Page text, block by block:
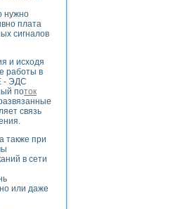
методов расширения его полосы
нужно
плата
сигналов
и исходя
работы в
- ЭДС
поток
связь
также при
в сети
или даже